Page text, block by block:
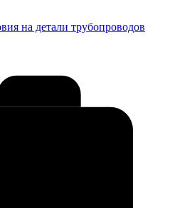
на детали трубопроводов